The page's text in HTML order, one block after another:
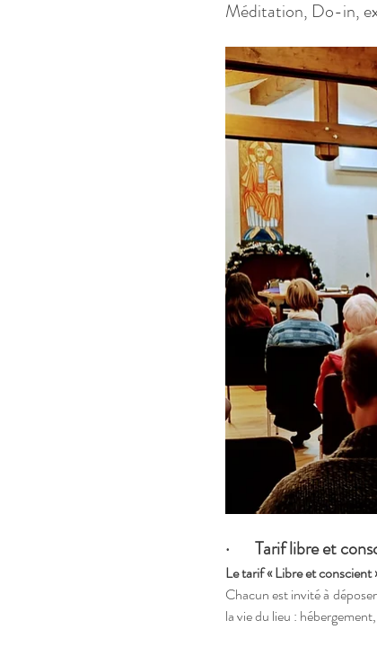
Méditation, Do-in,
·       Tarif libre et
Le tarif « Libre et conscient
Chacun est invité à
la vie du lieu :